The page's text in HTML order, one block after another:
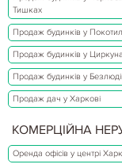
Тишках
Продаж будинків у
Продаж будинків у
Продаж будинків у
Продаж дач у Харкові
КОМЕРЦІЙНА
Оренда офісів у центрі